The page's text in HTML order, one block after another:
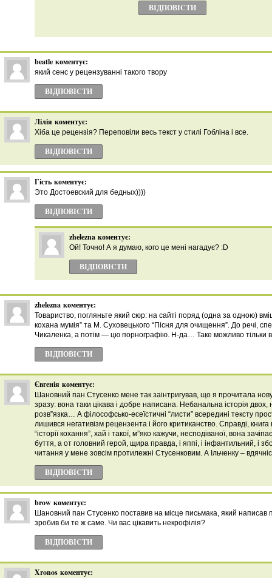
ВІДПОВІCТИ
beatle коментує:
який сенс у рецензуванні такого твору
ВІДПОВІCТИ
Лілія коментує:
Хіба це рецензія? Переповіли весь текст у стилі Гобліна і все.
ВІДПОВІCТИ
Гість коментує:
Это Достоевский для бедных))))
ВІДПОВІCТИ
zhelezna коментує:
Ой! Точно! А я думаю, кого це мені нагадує? :D
ВІДПОВІCТИ
zhelezna коментує:
Товариство, погляньте який сюр: на сайті поряд (одна за одною)
кохана мумія” та М. Суховецького “Пісня для очищення”. До речі,
Чикаленка, а потім — цю порнографію. Н-да… Таке можливо тільки
ВІДПОВІCТИ
Євгенія коментує:
Шановний пан Стусенко мене так заінтригував, що я прочитала
зразу: вона таки цікава і добре написана. Небанальна історія двох,
розв”язка… А філософсько-есеїстичні “листи” всередині тексту
лишився негативізм рецензента і його критиканство. Справді,
“історії кохання”, хай і такої, м”яко кажучи, несподіваної, вона
буття, а от головний герой, щира правда, і яппі, і інфантильний, і
читання у мене зовсім протилежні Стусенковим. А Ільченку –
ВІДПОВІCТИ
brow коментує:
Шановний пан Стусенко поставив на місце письмака, який написав
зробив би те ж саме. Чи вас цікавить некрофілія?
ВІДПОВІCТИ
Xronos коментує: